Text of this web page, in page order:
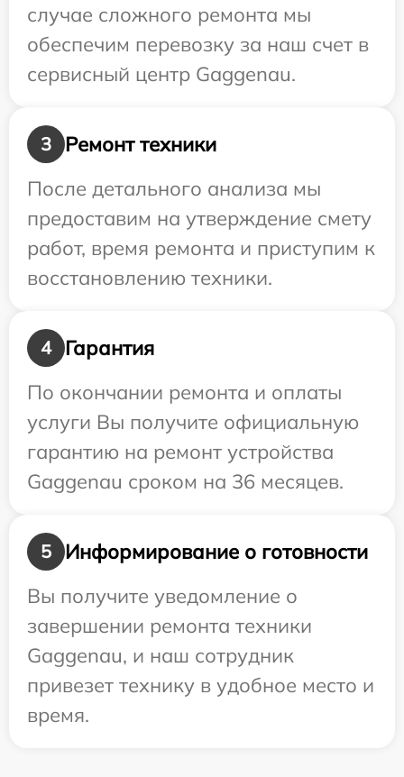
случае сложного ремонта мы
обеспечим перевозку за наш счет в
сервисный центр Gaggenau.
3
Ремонт техники
После детального анализа мы
предоставим на утверждение смету
работ, время ремонта и приступим к
восстановлению техники.
4
Гарантия
По окончании ремонта и оплаты
услуги Вы получите официальную
гарантию на ремонт устройства
Gaggenau сроком на 36 месяцев.
5
Информирование о готовности
Вы получите уведомление о
завершении ремонта техники
Gaggenau, и наш сотрудник
привезет технику в удобное место и
время.